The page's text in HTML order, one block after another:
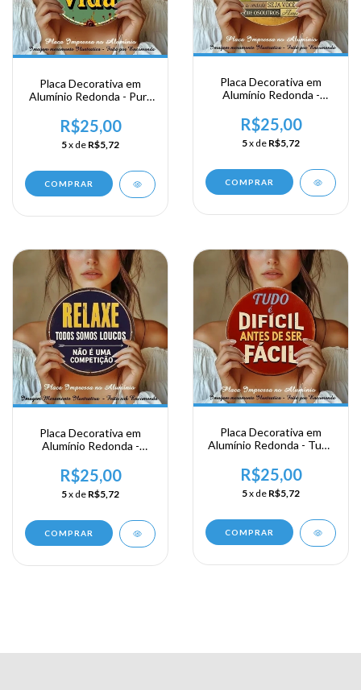
Placa Decorativa em
Alumínio Redonda - Pura
R$25,00
5x de R$5,72
COMPRAR
Placa Decorativa em
Alumínio Redonda -
R$25,00
5x de R$5,72
COMPRAR
Placa Decorativa em
Alumínio Redonda -
Louco
R$25,00
5x de R$5,72
COMPRAR
Placa Decorativa em
Alumínio Redonda - Tudo
R$25,00
5x de R$5,72
COMPRAR